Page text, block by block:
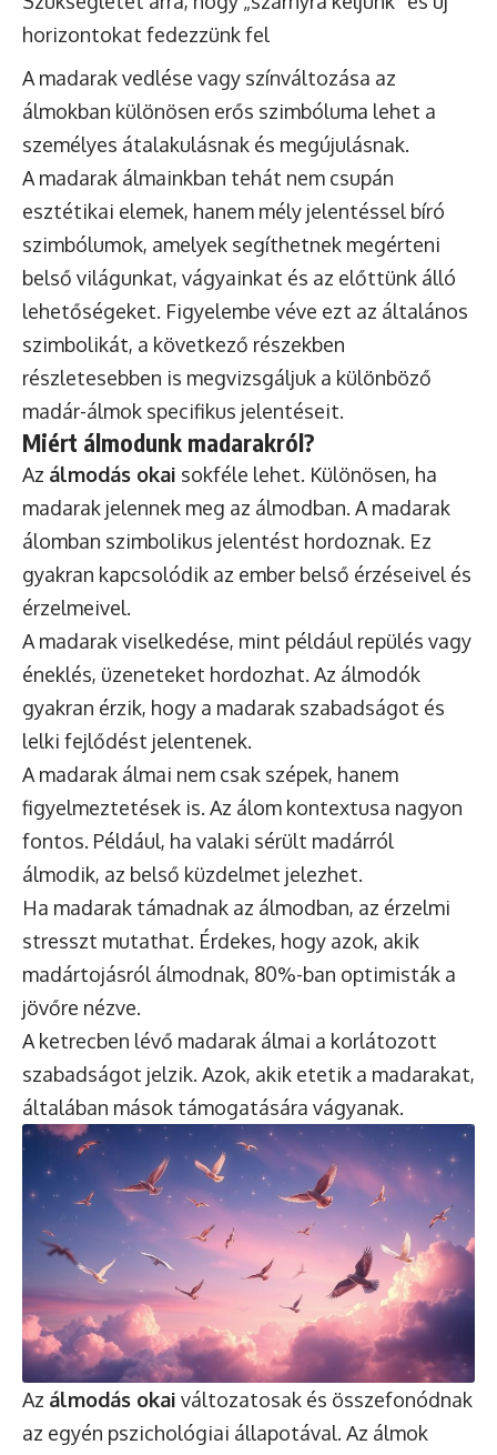
horizontokat fedezzünk fel
A madarak vedlése vagy színváltozása az
álmokban különösen erős szimbóluma lehet a
személyes átalakulásnak és megújulásnak.
A madarak álmainkban tehát nem csupán
esztétikai elemek, hanem mély jelentéssel bíró
szimbólumok, amelyek segíthetnek megérteni
belső világunkat, vágyainkat és az előttünk álló
lehetőségeket. Figyelembe véve ezt az általános
szimbolikát, a következő részekben
részletesebben is megvizsgáljuk a különböző
madár-álmok specifikus jelentéseit.
Miért álmodunk madarakról?
Az álmodás okai sokféle lehet. Különösen, ha
madarak jelennek meg az álmodban. A madarak
álomban szimbolikus jelentést hordoznak. Ez
gyakran kapcsolódik az ember belső érzéseivel és
érzelmeivel.
A madarak viselkedése, mint például repülés vagy
éneklés, üzeneteket hordozhat. Az álmodók
gyakran érzik, hogy a madarak szabadságot és
lelki fejlődést jelentenek.
A madarak álmai nem csak szépek, hanem
figyelmeztetések is. Az álom kontextusa nagyon
fontos. Például, ha valaki sérült madárról
álmodik, az belső küzdelmet jelezhet.
Ha madarak támadnak az álmodban, az érzelmi
stresszt mutathat. Érdekes, hogy azok, akik
madártojásról álmodnak, 80%-ban optimisták a
jövőre nézve.
A ketrecben lévő madarak álmai a korlátozott
szabadságot jelzik. Azok, akik etetik a madarakat,
általában mások támogatására vágyanak.
Az álmodás okai változatosak és összefonódnak
az egyén pszichológiai állapotával. Az álmok